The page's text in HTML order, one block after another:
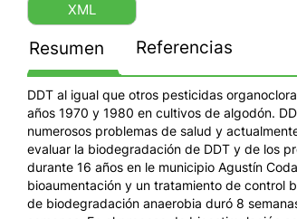
XML
Resumen Referencias
DDT al igual que otros pesticidas
años 1970 y 1980 en cultivos de algodón.
numerosos problemas de salud y
evaluar la biodegradación de DDT y de los
durante 16 años en le municipio Agustín
bioaumentación y un tratamiento de control
de biodegradación anaerobia duró 8